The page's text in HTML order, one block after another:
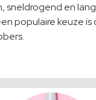
sneldrogend en
populaire keuze is